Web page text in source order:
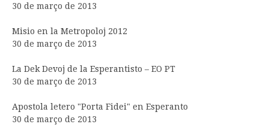
30 de março de 2013
Misio en la Metropoloj 2012
30 de março de 2013
La Dek Devoj de la Esperantisto – EO PT
30 de março de 2013
Apostola letero "Porta Fidei" en Esperanto
30 de março de 2013